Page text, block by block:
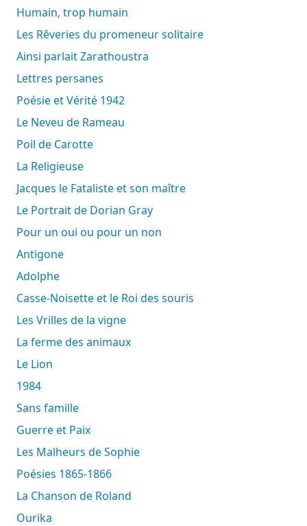
Humain, trop humain
Les Rêveries du promeneur solitaire
Ainsi parlait Zarathoustra
Lettres persanes
Poésie et Vérité 1942
Le Neveu de Rameau
Poil de Carotte
La Religieuse
Jacques le Fataliste et son maître
Le Portrait de Dorian Gray
Pour un oui ou pour un non
Antigone
Adolphe
Casse-Noisette et le Roi des souris
Les Vrilles de la vigne
La ferme des animaux
Le Lion
1984
Sans famille
Guerre et Paix
Les Malheurs de Sophie
Poésies 1865-1866
La Chanson de Roland
Ourika